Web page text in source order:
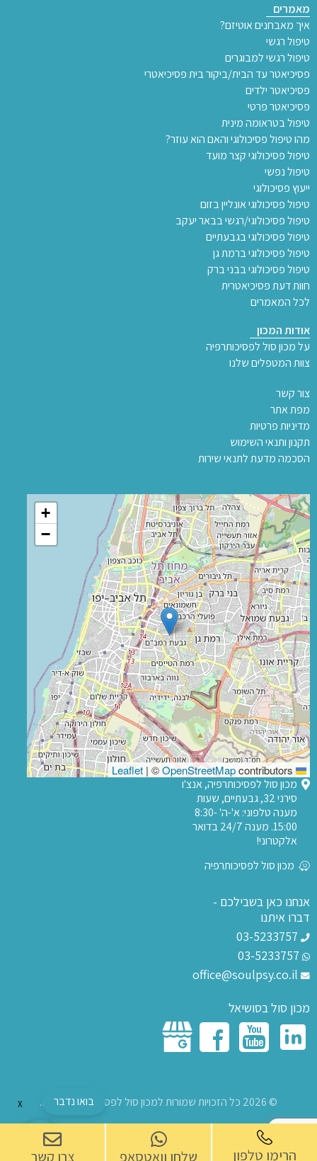
הרימו טלפון שלחו וואטסאפ צרו קשר
מאמרים
איך מאבחנים אוטיזם?
טיפול רגשי
טיפול רגשי למבוגרים
פסיכיאטר עד הבית/ביקור בית פסיכיאטרי
פסיכיאטר ילדים
פסיכיאטר פרטי
טיפול בטראומה מינית
מהו טיפול פסיכולוגי והאם הוא עוזר?
טיפול פסיכולוגי קצר מועד
טיפול נפשי
ייעוץ פסיכולוגי
טיפול פסיכולוגי אונליין בזום
טיפול פסיכולוגי/רגשי בבאר יעקב
טיפול פסיכולוגי בגבעתיים
טיפול פסיכולוגי ברמת גן
טיפול פסיכולוגי בבני ברק
חוות דעת פסיכיאטרית
לכל המאמרים
אודות המכון
על מכון סול לפסיכותרפיה
צוות המטפלים שלנו
צור קשר
מפת אתר
מדיניות פרטיות
תקנון ותנאי השימוש
הסכמה מדעת לתנאי שירות
+
−
| ©OpenStreetMapcontributors
מכון סול לפסיכותרפיה, אנצ'ו
סירני 32, גבעתיים, שעות
מענה טלפוני: א'-ה' 8:30-
15:00. מענה 24/7 בדואר
אלקטרוני!
מכון סול לפסיכותרפיה
אנחנו כאן בשבילכם -
דברו איתנו
מכון סול בסושיאל
© 2026 כל הזכויות שמורות למכון סול לפסיכותרפיה בע"מ. בואו נדבר X